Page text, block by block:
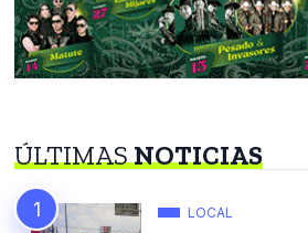
ÚLTIMASNOTICIAS
LOCAL